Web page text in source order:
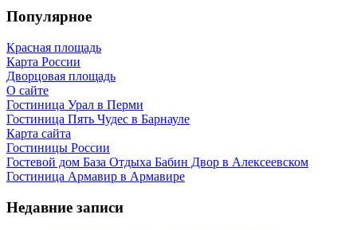
Популярное
Красная площадь
Карта России
Дворцовая площадь
О сайте
Гостиница Урал в Перми
Гостиница Пять Чудес в Барнауле
Карта сайта
Гостиницы России
Гостевой дом База Отдыха Бабин Двор в Алексеевском
Гостиница Армавир в Армавире
Недавние записи